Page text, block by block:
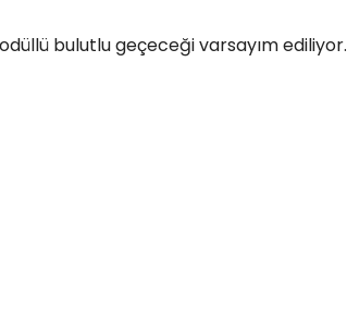
bulutlu geçeceği varsayım ediliyor.